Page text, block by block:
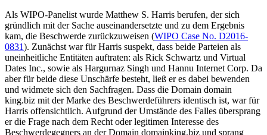
Als WIPO-Panelist wurde Matthew S. Harris berufen, der sich
gründlich mit der Sache auseinandersetzte und zu dem Ergebnis
kam, die Beschwerde zurückzuweisen (WIPO Case No. D2016-
0831). Zunächst war für Harris suspekt, dass beide Parteien als
uneinheitliche Entitäten auftraten: als Rick Schwartz und Virtual
Dates Inc., sowie als Hargurnaz Singh und Hannu Internet Corp. Da
aber für beide diese Unschärfe besteht, ließ er es dabei bewenden
und widmete sich den Sachfragen. Dass die Domain domain
king.biz mit der Marke des Beschwerdeführers identisch ist, war für
Harris offensichtlich. Aufgrund der Umstände des Falles übersprang
er die Frage nach dem Recht oder legitimen Interesse des
Beschwerdegegners an der Domain domainking.biz und sprang